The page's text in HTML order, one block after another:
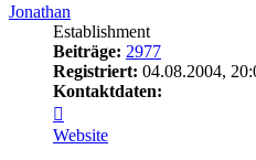
Jonathan
Establishment
Beiträge: 2977
Registriert: 04.08.2004,
Kontaktdaten:
von
Jonathan
Website